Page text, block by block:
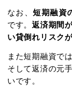
なお、短期融資
です。返済期間
い貸倒れリスク
また短期融資で
そして返済の元
いです。